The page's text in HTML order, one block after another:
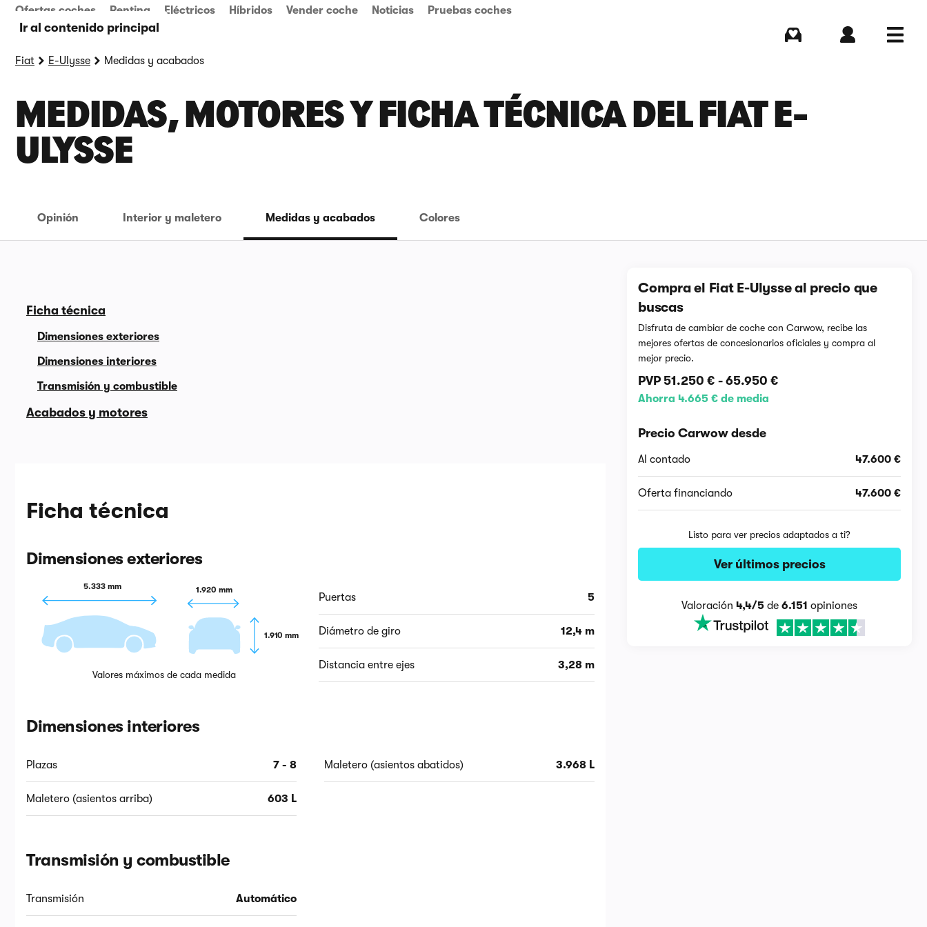
Ir al contenido principal
Ofertas coches Renting Eléctricos Híbridos Vender coche Noticias Pruebas coches
Fiat E-Ulysse Medidas y acabados
MEDIDAS, MOTORES Y FICHA TÉCNICA DEL FIAT E-
ULYSSE
Opinión Interior y maletero Medidas y acabados Colores
Ficha técnica
Dimensiones exteriores
Dimensiones interiores
Transmisión y combustible
Acabados y motores
Ficha técnica
Dimensiones exteriores
5.333 mm 1.920 mm
1.910 mm
Valores máximos de cada medida
Puertas 5
Diámetro de giro 12,4 m
Distancia entre ejes 3,28 m
Dimensiones interiores
Plazas 7 - 8
Maletero (asientos arriba) 603 L
Maletero (asientos abatidos) 3.968 L
Transmisión y combustible
Transmisión Automático
Compra el Fiat E-Ulysse al precio que
buscas
Disfruta de cambiar de coche con Carwow, recibe las
mejores ofertas de concesionarios oficiales y compra al
mejor precio.
PVP 51.250 € -65.950 €
Ahorra 4.665 € de media
Precio Carwow desde
Al contado 47.600 €
Oferta financiando 47.600 €
Listo para ver precios adaptados a ti?
Ver últimos precios
Valoración4,4/5 de6.151 opiniones